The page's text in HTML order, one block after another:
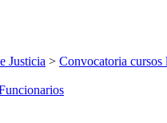
Justicia > Convocatoria